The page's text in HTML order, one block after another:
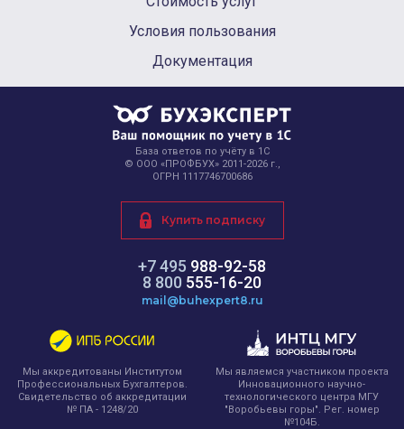
Условия пользования
Документация
База ответов по учёту в 1С
© ООО «ПРОФБУХ» 2011-2026 г.,
ОГРН 1117746700686
+7 495 988-92-58
8 800 555-16-20
mail@buhexpert8.ru
Купить подписку
Мы аккредитованы Институтом
Профессиональных Бухгалтеров.
Свидетельство об аккредитации
№ ПА - 1248/20
Мы являемся участником проекта
Инновационного научно-
технологического центра МГУ
"Воробьевы горы". Рег. номер
№104Б.